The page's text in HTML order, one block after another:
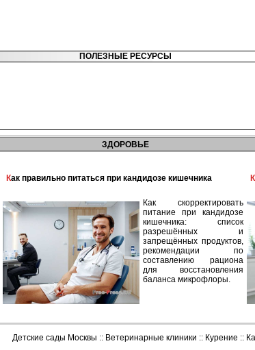
ПОЛЕЗНЫЕ РЕСУРСЫ
ЗДОРОВЬЕ
Как правильно питаться при кандидозе кишечника
Как скорректировать
питание при кандидозе
кишечника: список
разрешённых и
запрещённых продуктов,
рекомендации по
составлению рациона
для восстановления
баланса микрофлоры.
Детские сады Москвы :: Ветеринарные клиники :: Курение ::